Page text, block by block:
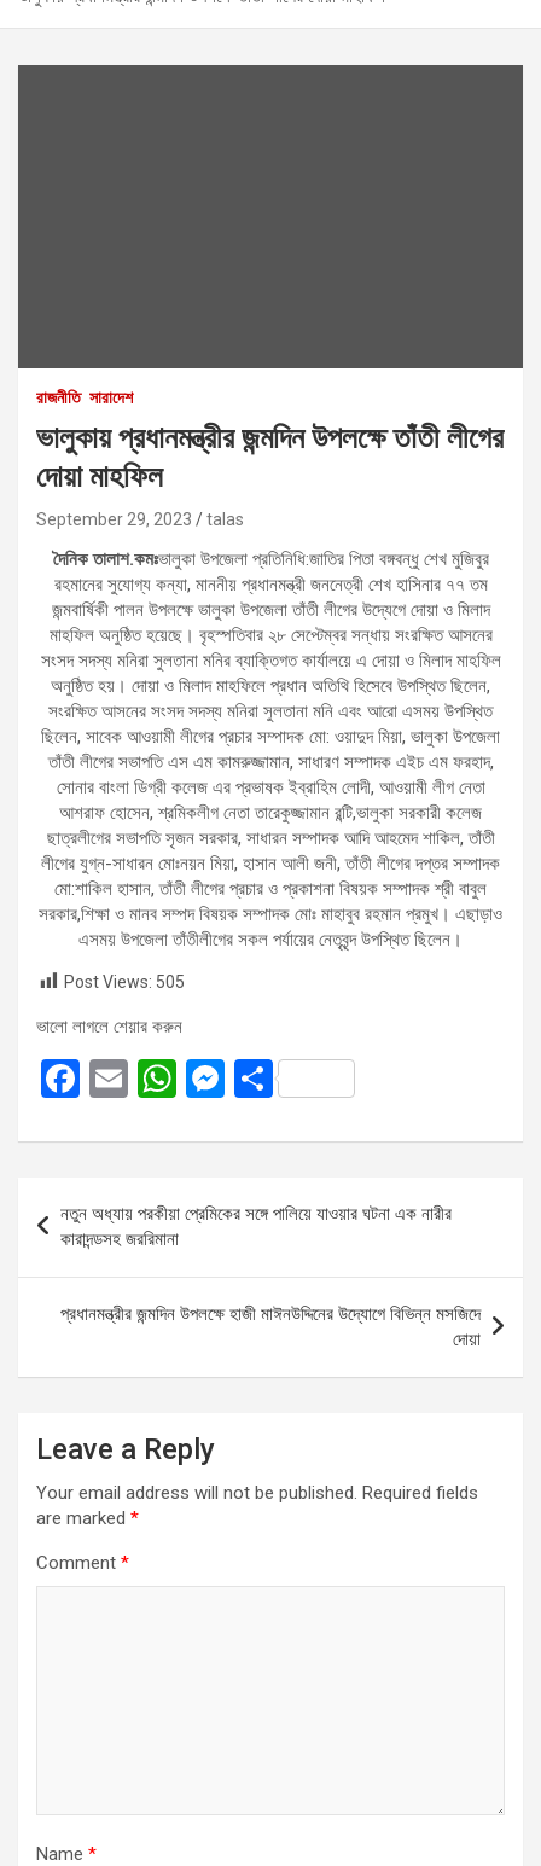
রাজনীতি সারাদেশ
ভালুকায় প্রধানমন্ত্রীর জন্মদিন উপলক্ষে তাঁতী লীগের
দোয়া মাহফিল
September 29, 2023 talas
দৈনিক তালাশ.কমঃভালুকা উপজেলা প্রতিনিধি:জাতির পিতা বঙ্গবন্ধু শেখ মুজিবুর
রহমানের সুযোগ্য কন্যা, মাননীয় প্রধানমন্ত্রী জননেত্রী শেখ হাসিনার ৭৭ তম
জন্মবার্ষিকী পালন উপলক্ষে ভালুকা উপজেলা তাঁতী লীগের উদ্যেগে দোয়া ও মিলাদ
মাহফিল অনুষ্ঠিত হয়েছে। বৃহস্পতিবার ২৮ সেপ্টেম্বর সন্ধায় সংরক্ষিত আসনের
সংসদ সদস্য মনিরা সুলতানা মনির ব্যাক্তিগত কার্যালয়ে এ দোয়া ও মিলাদ মাহফিল
অনুষ্ঠিত হয়। দোয়া ও মিলাদ মাহফিলে প্রধান অতিথি হিসেবে উপস্থিত ছিলেন,
সংরক্ষিত আসনের সংসদ সদস্য মনিরা সুলতানা মনি এবং আরো এসময় উপস্থিত
ছিলেন, সাবেক আওয়ামী লীগের প্রচার সম্পাদক মো: ওয়াদুদ মিয়া, ভালুকা উপজেলা
তাঁতী লীগের সভাপতি এস এম কামরুজ্জামান, সাধারণ সম্পাদক এইচ এম ফরহাদ,
সোনার বাংলা ডিগ্রী কলেজ এর প্রভাষক ইব্রাহিম লোদী, আওয়ামী লীগ নেতা
আশরাফ হোসেন, শ্রমিকলীগ নেতা তারেকুজ্জামান রন্টি,ভালুকা সরকারী কলেজ
ছাত্রলীগের সভাপতি সৃজন সরকার, সাধারন সম্পাদক আদি আহমেদ শাকিল, তাঁতী
লীগের যুগ্ন-সাধারন মোঃনয়ন মিয়া, হাসান আলী জনী, তাঁতী লীগের দপ্তর সম্পাদক
মো:শাকিল হাসান, তাঁতী লীগের প্রচার ও প্রকাশনা বিষয়ক সম্পাদক শ্রী বাবুল
সরকার,শিক্ষা ও মানব সম্পদ বিষয়ক সম্পাদক মোঃ মাহাবুব রহমান প্রমুখ। এছাড়াও
এসময় উপজেলা তাঁতীলীগের সকল পর্যায়ের নেতৃবৃন্দ উপস্থিত ছিলেন।
Post Views: 505
ভালো লাগলে শেয়ার করুন
F
ce
o
o
k
E
ail
W
at
A
p
p
M
se
g
er
S
ar
e
navigation
নতুন অধ্যায় পরকীয়া প্রেমিকের সঙ্গে পালিয়ে যাওয়ার ঘটনা এক নারীর
কারাদন্ডসহ জররিমানা
প্রধানমন্ত্রীর জন্মদিন উপলক্ষে হাজী মাঈনউদ্দিনের উদ্যোগে বিভিন্ন মসজিদে
দোয়া
Leave a Reply
Your email address will not be published. Required fields
are marked *
Comment *
Name *